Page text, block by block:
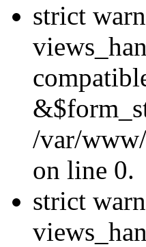
strict
/var/
on line 0.
strict